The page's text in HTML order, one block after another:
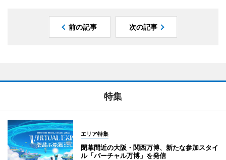
前の記事 次の記事
特集
エリア特集
閉幕間近の大阪・関西万博、新たな参加スタイ
ル「バーチャル万博」を発信